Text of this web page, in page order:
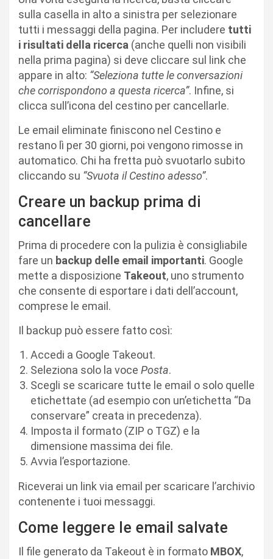
sulla casella in alto a sinistra per selezionare
tutti i messaggi della pagina. Per includere tutti
i risultati della ricerca (anche quelli non visibili
nella prima pagina) si deve cliccare sul link che
appare in alto: “Seleziona tutte le conversazioni
che corrispondono a questa ricerca”. Infine, si
clicca sull’icona del cestino per cancellarle.
Le email eliminate finiscono nel Cestino e
restano lì per 30 giorni, poi vengono rimosse in
automatico. Chi ha fretta può svuotarlo subito
cliccando su “Svuota il Cestino adesso”.
Creare un backup prima di
cancellare
Prima di procedere con la pulizia è consigliabile
fare un backup delle email importanti. Google
mette a disposizione Takeout, uno strumento
che consente di esportare i dati dell’account,
comprese le email.
Il backup può essere fatto così:
Accedi a Google Takeout.
Seleziona solo la voce Posta.
Scegli se scaricare tutte le email o solo quelle
etichettate (ad esempio con un’etichetta “Da
conservare” creata in precedenza).
Imposta il formato (ZIP o TGZ) e la
dimensione massima dei file.
Avvia l’esportazione.
Riceverai un link via email per scaricare l’archivio
contenente i tuoi messaggi.
Come leggere le email salvate
Il file generato da Takeout è in formato MBOX,